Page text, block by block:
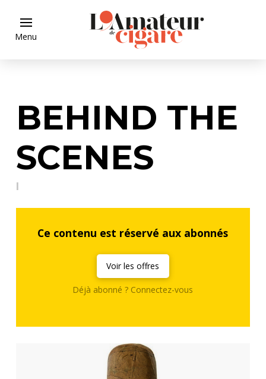
Menu
BEHIND THE
SCENES
I
Ce contenu est réservé aux abonnés
Voir les offres
Déjà abonné ? Connectez-vous